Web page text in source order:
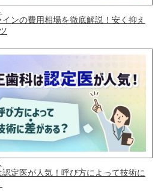
ンの費用相場を徹底解説！安く抑え
定医が人気！呼び方によって技術に